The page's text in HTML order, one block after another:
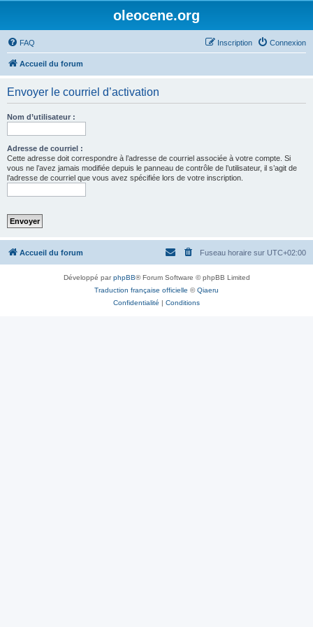
oleocene.org
FAQ Connexion
Inscription
Accueil du forum
Envoyer le courriel d’activation
Nom d’utilisateur :
Adresse de courriel :
Cette adresse doit correspondre à l’adresse de courriel associée à votre compte. Si
vous ne l’avez jamais modifiée depuis le panneau de contrôle de l’utilisateur, il s’agit de
l’adresse de courriel que vous avez spécifiée lors de votre inscription.
Accueil du forum Fuseau horaire sur UTC+02:00
Développé parphpBB® Forum Software © phpBB Limited
Traduction française officielle ©Qiaeru
Confidentialité | Conditions